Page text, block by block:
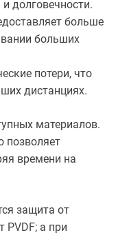
долговечности.
больше
больших
потери, что
дистанциях.
материалов.
позволяет
времени на
защита от
PVDF; а при